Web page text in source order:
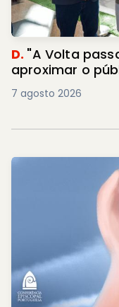
D. "A Volta
aproximar o
7 agosto 2026